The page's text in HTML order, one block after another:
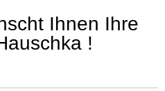
Ihnen Ihre
!